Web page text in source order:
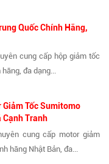
Quốc Chính Hãng,
cung cấp hộp giảm tốc
đa dạng...
Giảm Tốc Sumitomo
Cạnh Tranh
cung cấp motor giảm
hãng Nhật Bản, đa...